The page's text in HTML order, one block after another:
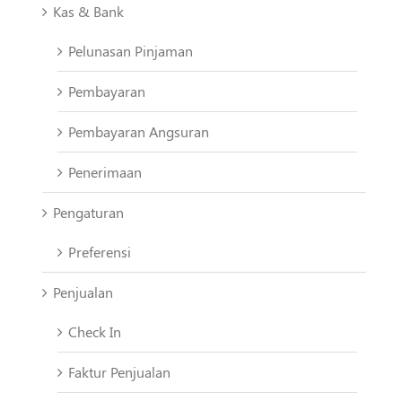
Kas & Bank
Pelunasan Pinjaman
Pembayaran
Pembayaran Angsuran
Penerimaan
Pengaturan
Preferensi
Penjualan
Check In
Faktur Penjualan